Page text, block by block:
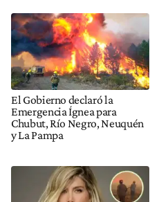
El Gobierno declaró la
Emergencia Ígnea para
Chubut, Río Negro, Neuquén
y La Pampa